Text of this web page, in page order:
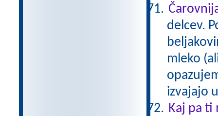
delcev.
mleko
izvajajo
Kaj pa ti